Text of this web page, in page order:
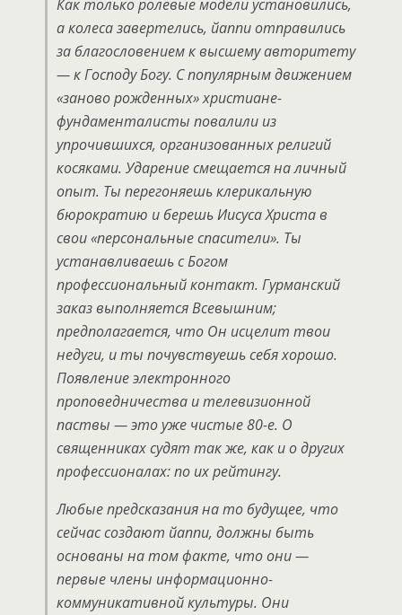
Как только ролевые модели установились,
а колеса завертелись, йаппи отправились
за благословением к высшему авторитету
— к Господу Богу. С популярным движением
«заново рожденных» христиане-
фундаменталисты повалили из
упрочившихся, организованных религий
косяками. Ударение смещается на личный
опыт. Ты перегоняешь клерикальную
бюрократию и берешь Иисуса Христа в
свои «персональные спасители». Ты
устанавливаешь с Богом
профессиональный контакт. Гурманский
заказ выполняется Всевышним;
предполагается, что Он исцелит твои
недуги, и ты почувствуешь себя хорошо.
Появление электронного
проповедничества и телевизионной
паствы — это уже чистые 80-е. О
священниках судят так же, как и о других
профессионалах: по их рейтингу.
Любые предсказания на то будущее, что
сейчас создают йаппи, должны быть
основаны на том факте, что они —
первые члены информационно-
коммуникативной культуры. Они